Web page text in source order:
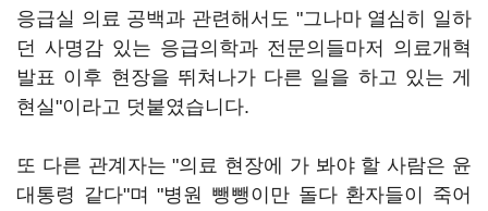
응급실 의료 공백과 관련해서도 "그나마 열심히 일하
던 사명감 있는 응급의학과 전문의들마저 의료개혁
발표 이후 현장을 뛰쳐나가 다른 일을 하고 있는 게
현실"이라고 덧붙였습니다.
또 다른 관계자는 "의료 현장에 가 봐야 할 사람은 윤
대통령 같다"며 "병원 뺑뺑이만 돌다 환자들이 죽어